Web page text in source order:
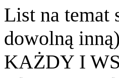
List na temat
dowolną
KAŻDY I